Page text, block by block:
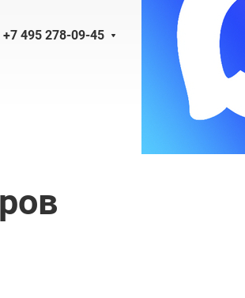
+7 495 278-09-45